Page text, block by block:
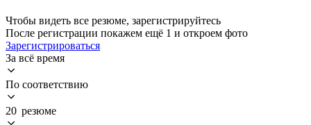
Чтобы видеть все резюме, зарегистрируйтесь
После регистрации покажем ещё 1 и откроем фото
Зарегистрироваться
За всё время
По соответствию
20 резюме